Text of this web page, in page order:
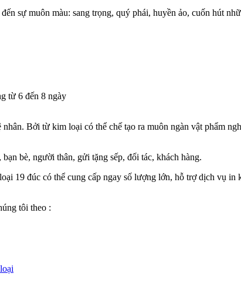
sự muôn màu: sang trọng, quý phái, huyền ảo, cuốn hút
từ 6 đến 8 ngày
Bởi từ kim loại có thể chế tạo ra muôn ngàn vật phẩm
bè, người thân, gửi tặng sếp, đối tác, khách hàng.
19 đúc có thể cung cấp ngay số lượng lớn, hỗ trợ dịch vụ in
tôi theo :